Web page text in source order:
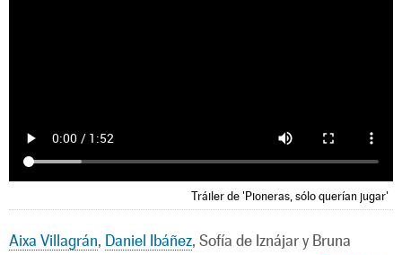
Tráiler de 'Pioneras, sólo querían jugar'
Aixa Villagrán, Daniel Ibáñez, Sofía de Iznájar y Bruna